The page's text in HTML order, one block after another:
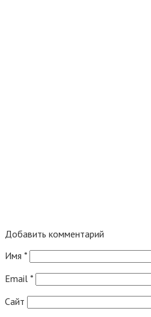
Добавить комментарий
Имя *
Email *
Сайт